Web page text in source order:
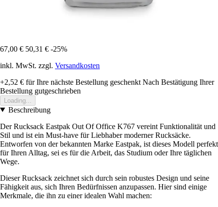
67,00 € 50,31 € -25%
inkl. MwSt. zzgl. Versandkosten
+2,52 € für Ihre nächste Bestellung geschenkt Nach Bestätigung Ihrer
Bestellung gutgeschrieben
Loading...
Beschreibung
Der Rucksack Eastpak Out Of Office K767 vereint Funktionalität und
Stil und ist ein Must-have für Liebhaber moderner Rucksäcke.
Entworfen von der bekannten Marke Eastpak, ist dieses Modell perfekt
für Ihren Alltag, sei es für die Arbeit, das Studium oder Ihre täglichen
Wege.
Dieser Rucksack zeichnet sich durch sein robustes Design und seine
Fähigkeit aus, sich Ihren Bedürfnissen anzupassen. Hier sind einige
Merkmale, die ihn zu einer idealen Wahl machen: